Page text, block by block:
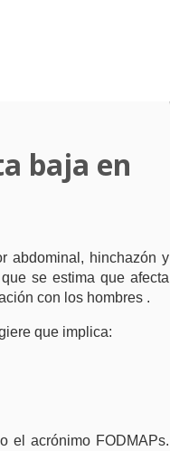
baja en
abdominal, hinchazón y
se estima que afecta
con los hombres .
que implica:
el acrónimo FODMAPs.